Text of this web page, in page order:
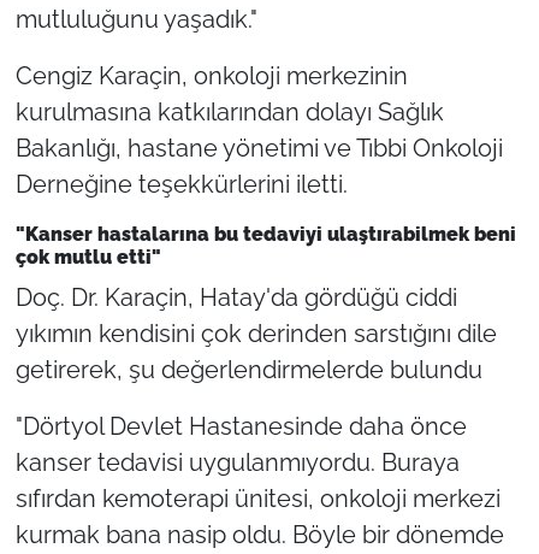
mutluluğunu yaşadık."
Cengiz Karaçin, onkoloji merkezinin
kurulmasına katkılarından dolayı Sağlık
Bakanlığı, hastane yönetimi ve Tıbbi Onkoloji
Derneğine teşekkürlerini iletti.
"Kanser hastalarına bu tedaviyi ulaştırabilmek beni
çok mutlu etti"
Doç. Dr. Karaçin, Hatay'da gördüğü ciddi
yıkımın kendisini çok derinden sarstığını dile
getirerek, şu değerlendirmelerde bulundu
"Dörtyol Devlet Hastanesinde daha önce
kanser tedavisi uygulanmıyordu. Buraya
sıfırdan kemoterapi ünitesi, onkoloji merkezi
kurmak bana nasip oldu. Böyle bir dönemde